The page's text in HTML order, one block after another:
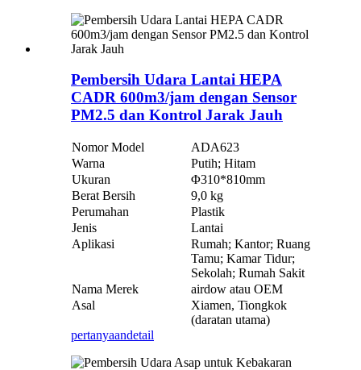
Pembersih Udara Lantai HEPA
CADR 600m3/jam dengan Sensor
PM2.5 dan Kontrol Jarak Jauh
Nomor Model
ADA623
Warna
Putih; Hitam
Ukuran
Φ310*810mm
Berat Bersih
9,0 kg
Perumahan
Plastik
Jenis
Lantai
Aplikasi
Rumah; Kantor; Ruang
Tamu; Kamar Tidur;
Sekolah; Rumah Sakit
Nama Merek
airdow atau OEM
Asal
Xiamen, Tiongkok
(daratan utama)
pertanyaandetail